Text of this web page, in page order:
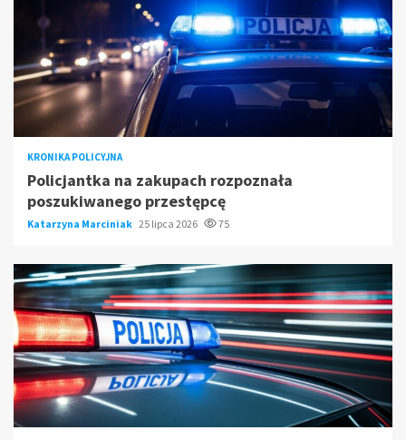
KRONIKA POLICYJNA
Policjantka na zakupach rozpoznała
poszukiwanego przestępcę
Katarzyna Marciniak 25 lipca 2026 75